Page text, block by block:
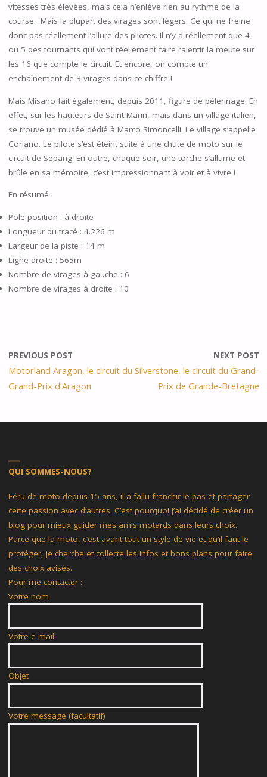
vitesses très élevées, mais cela n’enlève rien au rythme de la
course. Mais la plupart des virages sont légers. Ce qui ne freine
donc pas réellement l’allure des pilotes. Il n’y a réellement que 4
ou 5 des tournants qui vont réellement faire ralentir la meute sur
les 16 que compte le circuit. Et encore, on compte un
enchaînement de 3 virages dans ce chiffre !
Mais Misano fait également, depuis 2011, figure de pèlerinage. En
effet, sur les hauteurs de Saint-Marin, mais dans un village italien,
se trouve un musée dédié à Marco Simoncelli. Le village s’appelle
Coriano. Le pilote s’est éteint suite à une chute de moto sur le
circuit de Sepang. En outre, chaque soir, une torche s’allume et
brûle en sa mémoire, c’est impressionnant à voir et à vivre !
En résumé :
Pole position : à droite
Longueur du tracé : 4.226 m
Largeur de la piste : 14 m
Ligne droite : 565m
Nombre de virages à gauche : 6
Nombre de virages à droite : 10
PREVIOUS POST
Motorland Aragon, le circuit du
Grand-Prix d’Aragon
NEXT POST
Silverstone, le circuit du Grand-
Prix de Grande-Bretagne
QUI SOMMES-NOUS?
Féru de moto depuis 15 ans, il a fallu franchir le pas et partager
cette passion avec d’autres. C’est pourquoi j’ai décidé de créer un
blog pour mieux guider mes amis motards dans leurs choix.
Parce que la moto, c’est avant tout un style de vie et qu’il faut le
protéger, je cherche et collecte les infos et bons plans pour faire
des choix avisés.
Pour me contacter :
Votre nom
Votre e-mail
Objet
Votre message (facultatif)